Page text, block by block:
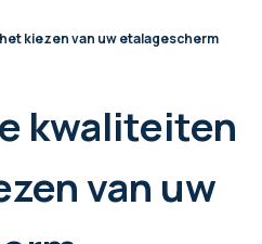
kiezen van uw etalagescherm
kwaliteiten
van uw